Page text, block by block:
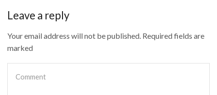
Leave a reply
Your email address will not be published. Required fields are
marked